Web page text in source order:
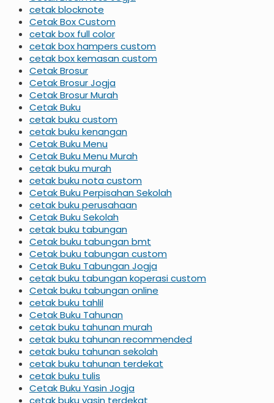
cetak blocknote
Cetak Box Custom
cetak box full color
cetak box hampers custom
cetak box kemasan custom
Cetak Brosur
Cetak Brosur Jogja
Cetak Brosur Murah
Cetak Buku
cetak buku custom
cetak buku kenangan
Cetak Buku Menu
Cetak Buku Menu Murah
cetak buku murah
cetak buku nota custom
Cetak Buku Perpisahan Sekolah
cetak buku perusahaan
Cetak Buku Sekolah
cetak buku tabungan
Cetak buku tabungan bmt
Cetak buku tabungan custom
Cetak Buku Tabungan Jogja
cetak buku tabungan koperasi custom
Cetak buku tabungan online
cetak buku tahlil
Cetak Buku Tahunan
cetak buku tahunan murah
cetak buku tahunan recommended
cetak buku tahunan sekolah
cetak buku tahunan terdekat
cetak buku tulis
Cetak Buku Yasin Jogja
cetak buku yasin terdekat